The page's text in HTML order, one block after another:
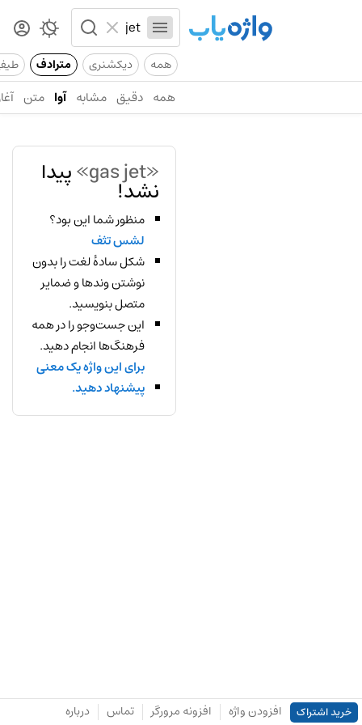
همه دیکشنری مترادف
همه دقیق مشابه آوا متن
«gas jet» پیدا
نشد!
منظور شما این بود؟
لشس تثف
شکل سادهٔ لغت را بدون
نوشتن وندها و ضمایر
متصل بنویسید.
این جست‌وجو را در همه
فرهنگ‌ها انجام دهید.
برای این واژه یک معنی
پیشنهاد دهید.
خرید اشتراک افزودن واژه افزونه مرورگر تماس درباره